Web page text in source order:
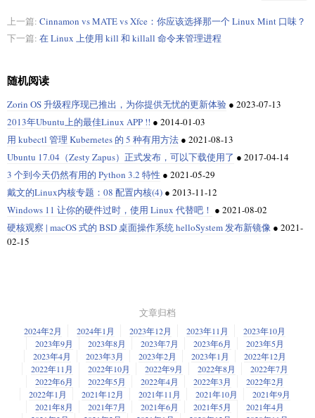
上一篇: Cinnamon vs MATE vs Xfce：你应该选择那一个 Linux Mint 口味？
下一篇: 在 Linux 上使用 kill 和 killall 命令来管理进程
随机阅读
Zorin OS 升级程序现已推出，为你提供无忧的更新体验 ● 2023-07-13
2013年Ubuntu上的最佳Linux APP !! ● 2014-01-03
用 kubectl 管理 Kubernetes 的 5 种有用方法 ● 2021-08-13
Ubuntu 17.04（Zesty Zapus）正式发布，可以下载使用了 ● 2017-04-14
3 个到今天仍然有用的 Python 3.2 特性 ● 2021-05-29
戴文的Linux内核专题：08 配置内核(4) ● 2013-11-12
Windows 11 让你的硬件过时，使用 Linux 代替吧！ ● 2021-08-02
硬核观察 | macOS 式的 BSD 桌面操作系统 helloSystem 发布新镜像 ● 2021-
02-15
文章归档
2024年2月 2024年1月 2023年12月 2023年11月
2023年10月
2023年9月
2023年8月 2023年7月 2023年6月
2023年5月
2023年4月
2023年3月 2023年2月 2023年1月
2022年12月
2022年11月
2022年10月 2022年9月 2022年8月
2022年7月
2022年6月
2022年5月 2022年4月 2022年3月
2022年2月
2022年1月
2021年12月 2021年11月 2021年10月
2021年9月
2021年8月
2021年7月 2021年6月 2021年5月
2021年4月